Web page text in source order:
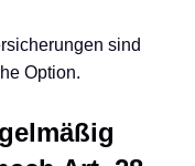
sind
Option.